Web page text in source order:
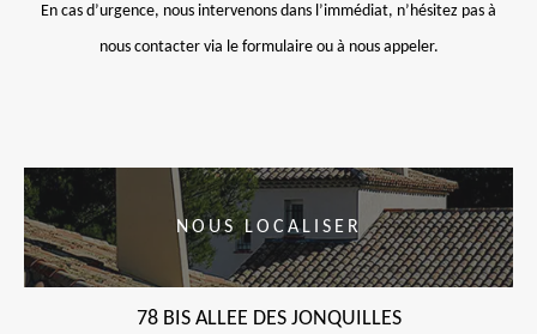
En cas d’urgence, nous intervenons dans l’immédiat, n’hésitez pas à
nous contacter via le formulaire ou à nous appeler.
NOUS LOCALISER
78 BIS ALLEE DES JONQUILLES